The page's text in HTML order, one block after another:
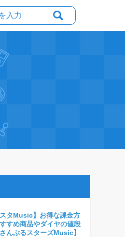
スタMusic】お得な課金方
すめ商品やダイヤの値段
さんぶるスターズMusic】